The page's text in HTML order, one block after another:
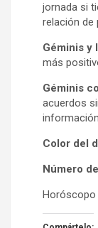
jornada si
relación de
Géminis y
más
Géminis
acuerdos
Color del
Número
Horóscopo